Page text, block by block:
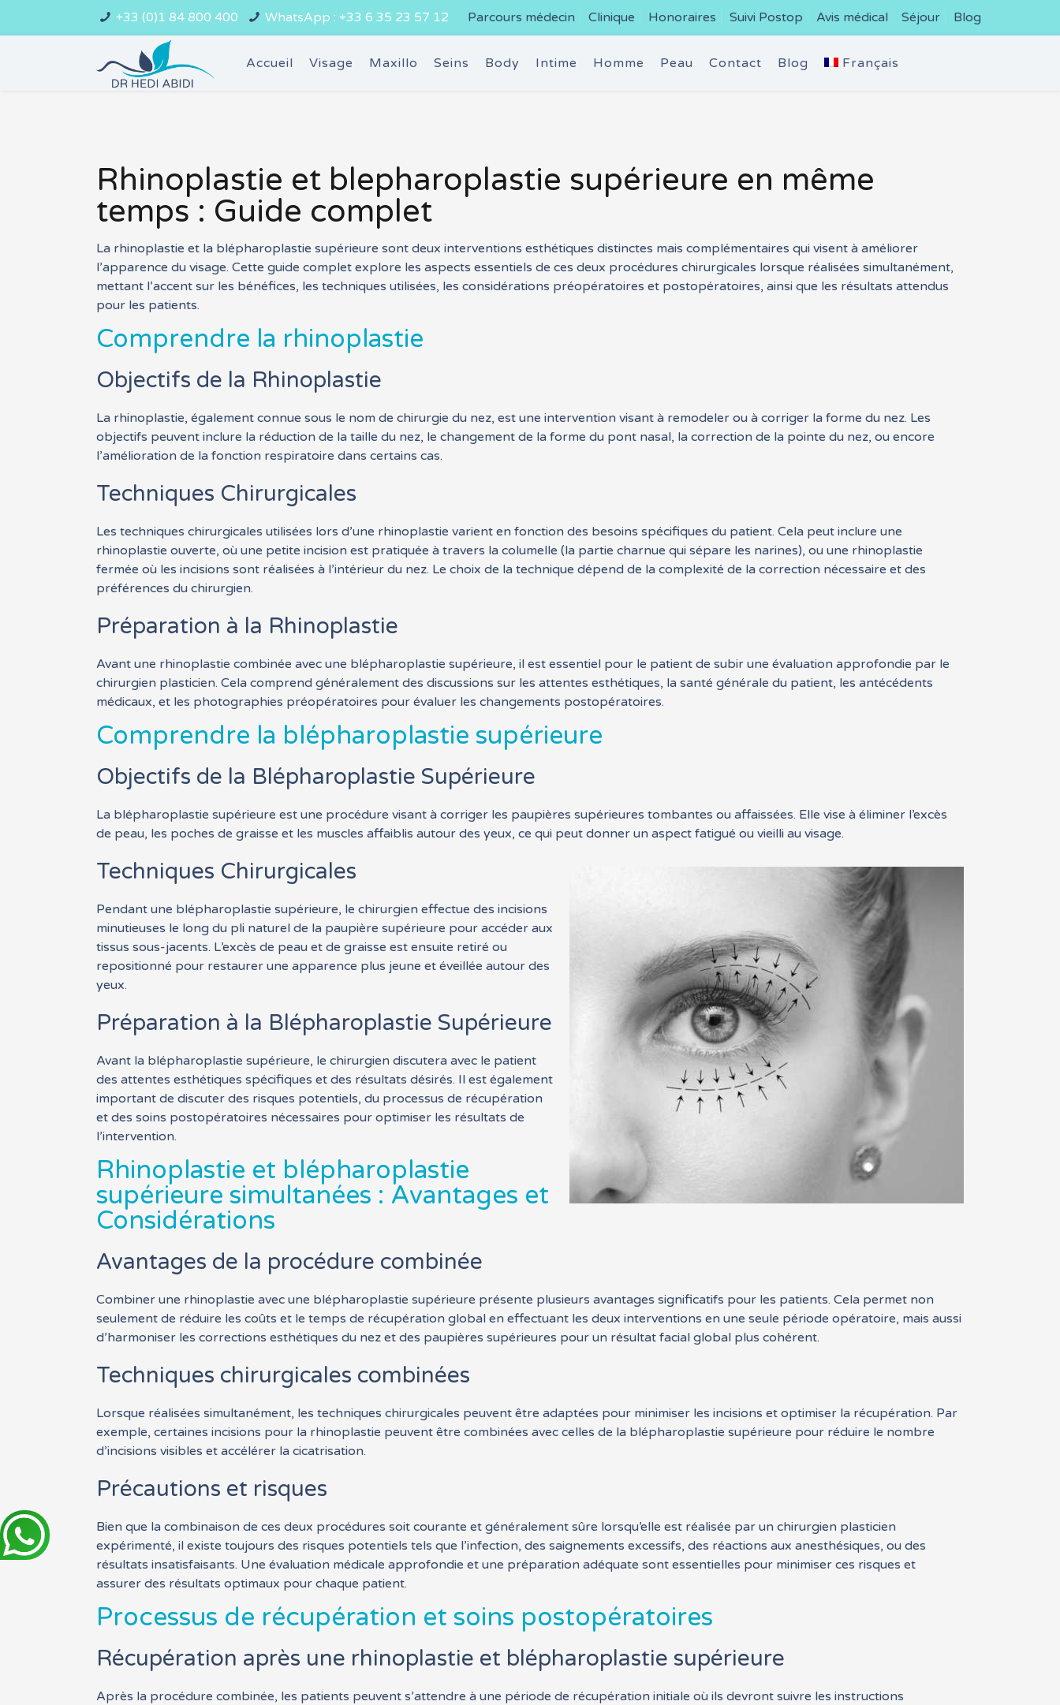
+33 (0)1 84 800 400 WhatsApp : +33 6 35 23 57 12 Parcours médecin Clinique Honoraires Suivi Postop Avis médical Séjour Blog
Accueil Visage Maxillo Seins Body Intime Homme Peau Contact Blog Français
Rhinoplastie et blepharoplastie supérieure en même
temps : Guide complet
La rhinoplastie et la blépharoplastie supérieure sont deux interventions esthétiques distinctes mais complémentaires qui visent à améliorer
l’apparence du visage. Cette guide complet explore les aspects essentiels de ces deux procédures chirurgicales lorsque réalisées simultanément,
mettant l’accent sur les bénéfices, les techniques utilisées, les considérations préopératoires et postopératoires, ainsi que les résultats attendus
pour les patients.
Comprendre la rhinoplastie
Objectifs de la Rhinoplastie
La rhinoplastie, également connue sous le nom de chirurgie du nez, est une intervention visant à remodeler ou à corriger la forme du nez. Les
objectifs peuvent inclure la réduction de la taille du nez, le changement de la forme du pont nasal, la correction de la pointe du nez, ou encore
l’amélioration de la fonction respiratoire dans certains cas.
Techniques Chirurgicales
Les techniques chirurgicales utilisées lors d’une rhinoplastie varient en fonction des besoins spécifiques du patient. Cela peut inclure une
rhinoplastie ouverte, où une petite incision est pratiquée à travers la columelle (la partie charnue qui sépare les narines), ou une rhinoplastie
fermée où les incisions sont réalisées à l’intérieur du nez. Le choix de la technique dépend de la complexité de la correction nécessaire et des
préférences du chirurgien.
Préparation à la Rhinoplastie
Avant une rhinoplastie combinée avec une blépharoplastie supérieure, il est essentiel pour le patient de subir une évaluation approfondie par le
chirurgien plasticien. Cela comprend généralement des discussions sur les attentes esthétiques, la santé générale du patient, les antécédents
médicaux, et les photographies préopératoires pour évaluer les changements postopératoires.
Comprendre la blépharoplastie supérieure
Objectifs de la Blépharoplastie Supérieure
La blépharoplastie supérieure est une procédure visant à corriger les paupières supérieures tombantes ou affaissées. Elle vise à éliminer l’excès
de peau, les poches de graisse et les muscles affaiblis autour des yeux, ce qui peut donner un aspect fatigué ou vieilli au visage.
Techniques Chirurgicales
Pendant une blépharoplastie supérieure, le chirurgien effectue des incisions
minutieuses le long du pli naturel de la paupière supérieure pour accéder aux
tissus sous-jacents. L’excès de peau et de graisse est ensuite retiré ou
repositionné pour restaurer une apparence plus jeune et éveillée autour des
yeux.
Préparation à la Blépharoplastie Supérieure
Avant la blépharoplastie supérieure, le chirurgien discutera avec le patient
des attentes esthétiques spécifiques et des résultats désirés. Il est également
important de discuter des risques potentiels, du processus de récupération
et des soins postopératoires nécessaires pour optimiser les résultats de
l’intervention.
Rhinoplastie et blépharoplastie
supérieure simultanées : Avantages et
Considérations
Avantages de la procédure combinée
Combiner une rhinoplastie avec une blépharoplastie supérieure présente plusieurs avantages significatifs pour les patients. Cela permet non
seulement de réduire les coûts et le temps de récupération global en effectuant les deux interventions en une seule période opératoire, mais aussi
d’harmoniser les corrections esthétiques du nez et des paupières supérieures pour un résultat facial global plus cohérent.
Techniques chirurgicales combinées
Lorsque réalisées simultanément, les techniques chirurgicales peuvent être adaptées pour minimiser les incisions et optimiser la récupération. Par
exemple, certaines incisions pour la rhinoplastie peuvent être combinées avec celles de la blépharoplastie supérieure pour réduire le nombre
d’incisions visibles et accélérer la cicatrisation.
Précautions et risques
Bien que la combinaison de ces deux procédures soit courante et généralement sûre lorsqu’elle est réalisée par un chirurgien plasticien
expérimenté, il existe toujours des risques potentiels tels que l’infection, des saignements excessifs, des réactions aux anesthésiques, ou des
résultats insatisfaisants. Une évaluation médicale approfondie et une préparation adéquate sont essentielles pour minimiser ces risques et
assurer des résultats optimaux pour chaque patient.
Processus de récupération et soins postopératoires
Récupération après une rhinoplastie et blépharoplastie supérieure
Après la procédure combinée, les patients peuvent s’attendre à une période de récupération initiale où ils devront suivre les instructions